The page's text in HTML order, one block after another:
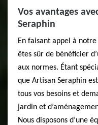
Vos avantages
Seraphin
En faisant appel à
êtes sûr de bénéficier
aux normes. Étant
que Artisan Seraphin
tous vos besoins et
jardin et
Nous disposons d’une